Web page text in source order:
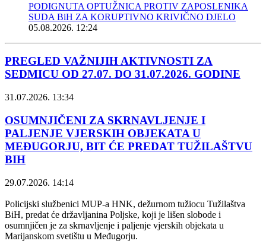
PODIGNUTA OPTUŽNICA PROTIV ZAPOSLENIKA
SUDA BiH ZA KORUPTIVNO KRIVIČNO DJELO
05.08.2026. 12:24
PREGLED VAŽNIJIH AKTIVNOSTI ZA
SEDMICU OD 27.07. DO 31.07.2026. GODINE
31.07.2026. 13:34
OSUMNJIČENI ZA SKRNAVLJENJE I
PALJENJE VJERSKIH OBJEKATA U
MEĐUGORJU, BIT ĆE PREDAT TUŽILAŠTVU
BIH
29.07.2026. 14:14
Policijski službenici MUP-a HNK, dežurnom tužiocu Tužilaštva
BiH, predat će državljanina Poljske, koji je lišen slobode i
osumnjičen je za skrnavljenje i paljenje vjerskih objekata u
Marijanskom svetištu u Međugorju.